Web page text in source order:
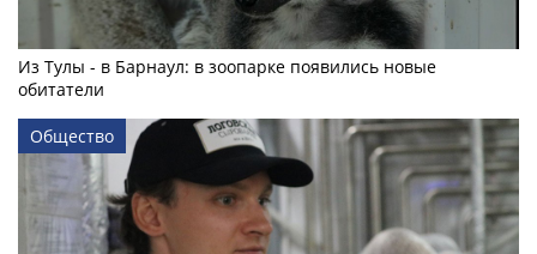
Из Тулы - в Барнаул: в зоопарке появились новые
обитатели
Общество